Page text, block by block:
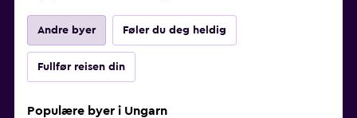
Andre byer Føler du deg heldig
Fullfør reisen din
Populære byer i Ungarn